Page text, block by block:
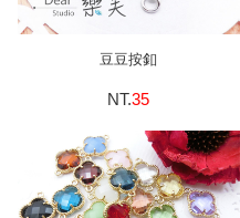
豆豆按釦
NT.35